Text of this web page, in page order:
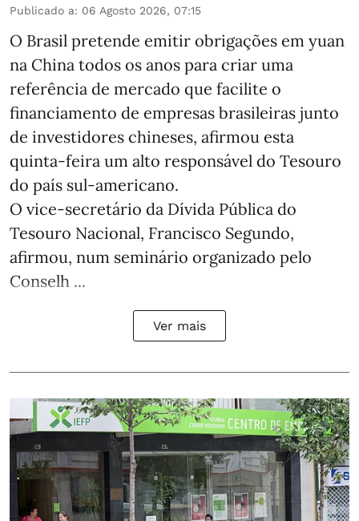
Publicado a: 06 Agosto 2026, 07:15
O Brasil pretende emitir obrigações em yuan
na China todos os anos para criar uma
referência de mercado que facilite o
financiamento de empresas brasileiras junto
de investidores chineses, afirmou esta
quinta-feira um alto responsável do Tesouro
do país sul-americano.
O vice-secretário da Dívida Pública do
Tesouro Nacional, Francisco Segundo,
afirmou, num seminário organizado pelo
Conselh ...
Ver mais